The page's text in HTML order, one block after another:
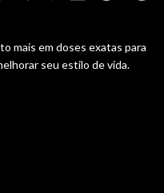
mais em doses exatas para
seu estilo de vida.